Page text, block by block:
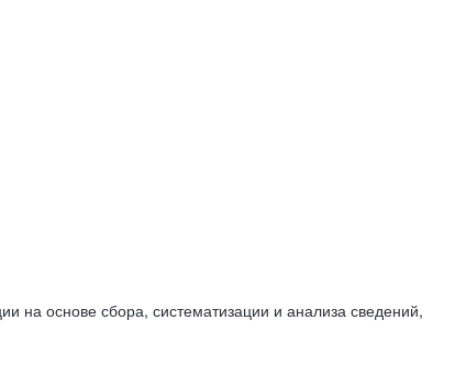
на основе сбора, систематизации и анализа сведений,